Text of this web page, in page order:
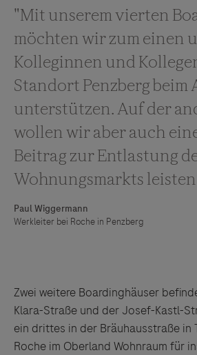
Zwei weitere Boardinghäuser
Klara-Straße und der Josef-Kastl-
ein drittes in der Bräuhausstraße in
Roche im Oberland Wohnraum für